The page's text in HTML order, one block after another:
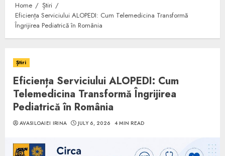
Home
Știri
Eficiența Serviciului ALOPEDI: Cum Telemedicina Transformă
Îngrijirea Pediatrică în România
Știri
Eficiența Serviciului ALOPEDI: Cum
Telemedicina Transformă Îngrijirea
Pediatrică în România
AVASILOAIEI IRINA JULY 6, 2026 4 MIN READ